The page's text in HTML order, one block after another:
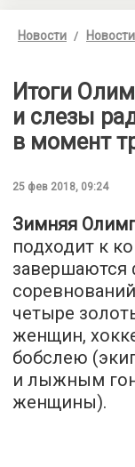
Новости
Итоги
и слезы
в момент
25 фев 2018, 09:24
Зимняя
подходит к
завершаются
четыре
женщин,
бобслею
и лыжным
женщины).